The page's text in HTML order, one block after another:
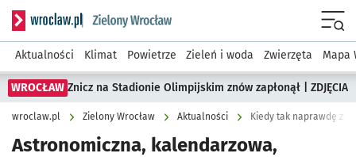
Serwis informacyjny wroclaw.pl podserwis: Środowisko we
Aktualności Klimat Powietrze Zieleń i woda Zwierzęta Mapa
WROCŁAW Znicz na Stadionie Olimpijskim znów zapłonął | ZDJĘCIA
wroclaw.pl Zielony Wrocław Aktualności Kiedy tak naprawdę
Astronomiczna, kalendarzowa,